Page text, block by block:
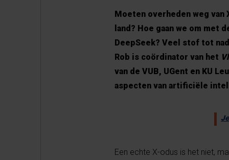
Moeten overheden weg van
land? Hoe gaan we om met
DeepSeek? Veel stof tot
Rob is coördinator van het
van de VUB, UGent en KU
aspecten van artificiële
Een echte X-odus is het niet,